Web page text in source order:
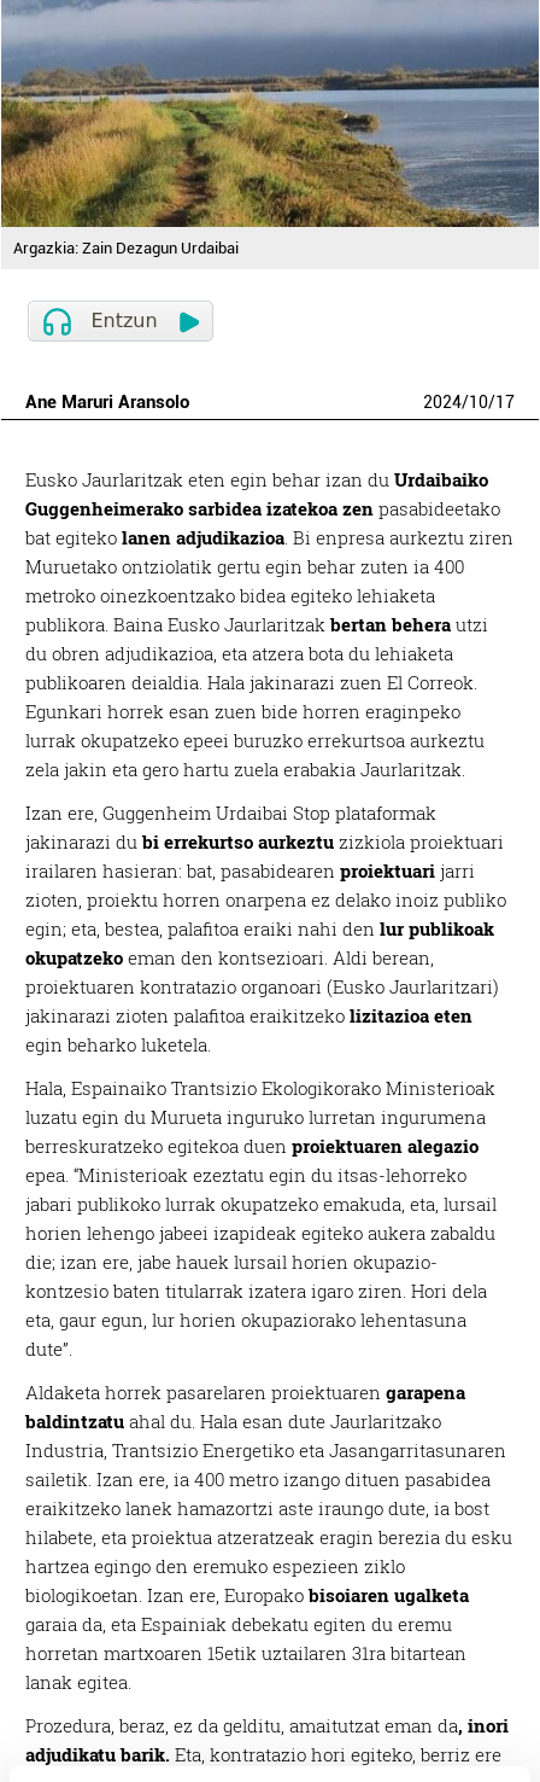
Argazkia: Zain Dezagun Urdaibai
Ane Maruri Aransolo 2024/10/17
Eusko Jaurlaritzak eten egin behar izan duUrdaibaiko
Guggenheimerako sarbidea izatekoa zen pasabideetako
bat egiteko lanen adjudikazioa. Bi enpresa aurkeztu ziren
Muruetako ontziolatik gertu egin behar zuten ia 400
metroko oinezkoentzako bidea egiteko lehiaketa
publikora. Baina Eusko Jaurlaritzakbertan behera utzi
du obren adjudikazioa, eta atzera bota du lehiaketa
publikoaren deialdia. Hala jakinarazi zuen El Correok.
Egunkari horrek esan zuen bide horren eraginpeko
lurrak okupatzeko epeei buruzko errekurtsoa aurkeztu
zela jakin eta gero hartu zuela erabakia Jaurlaritzak.
Izan ere, Guggenheim Urdaibai Stop plataformak
jakinarazi dubi errekurtso aurkeztu zizkiola proiektuari
irailaren hasieran: bat, pasabidearenproiektuari jarri
zioten, proiektu horren onarpena ez delako inoiz publiko
egin; eta, bestea, palafitoa eraiki nahi den lur publikoak
okupatzeko eman den kontsezioari. Aldi berean,
proiektuaren kontratazio organoari (Eusko Jaurlaritzari)
jakinarazi zioten palafitoa eraikitzeko lizitazioa eten
egin beharko luketela.
Hala, Espainaiko Trantsizio Ekologikorako Ministerioak
luzatu egin du Murueta inguruko lurretan ingurumena
berreskuratzeko egitekoa duenproiektuaren alegazio
epea. “Ministerioak ezeztatu egin du itsas-lehorreko
jabari publikoko lurrak okupatzeko emakuda, eta, lursail
horien lehengo jabeei izapideak egiteko aukera zabaldu
die; izan ere, jabe hauek lursail horien okupazio-
kontzesio baten titularrak izatera igaro ziren. Hori dela
eta, gaur egun, lur horien okupaziorako lehentasuna
dute”.
Aldaketa horrek pasarelaren proiektuarengarapena
baldintzatu ahal du. Hala esan dute Jaurlaritzako
Industria, Trantsizio Energetiko eta Jasangarritasunaren
sailetik. Izan ere, ia 400 metro izango dituen pasabidea
eraikitzeko lanek hamazortzi aste iraungo dute, ia bost
hilabete, eta proiektua atzeratzeak eragin berezia du esku
hartzea egingo den eremuko espezieen ziklo
biologikoetan. Izan ere, Europakobisoiaren ugalketa
garaia da, eta Espainiak debekatu egiten du eremu
horretan martxoaren 15etik uztailaren 31ra bitartean
lanak egitea.
Prozedura, beraz, ez da gelditu, amaitutzat eman da, inori
adjudikatu barik. Eta, kontratazio hori egiteko, berriz ere